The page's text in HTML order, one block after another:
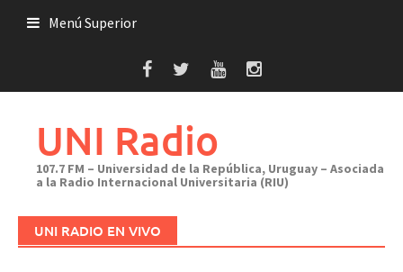
Menú Superior
UNI Radio
107.7 FM – Universidad de la República, Uruguay – Asociada
a la Radio Internacional Universitaria (RIU)
UNI RADIO EN VIVO